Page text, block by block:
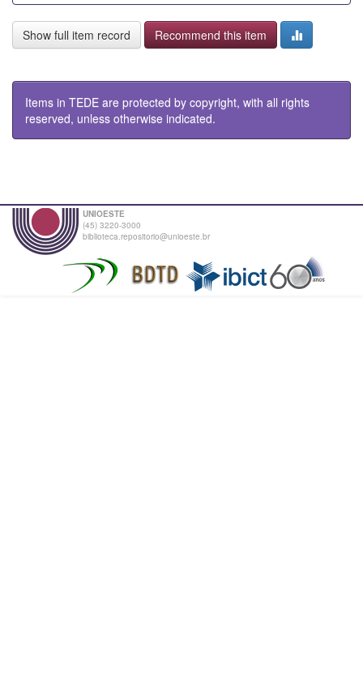
Show full item record Recommend this item
Items in TEDE are protected by copyright, with all rights
reserved, unless otherwise indicated.
UNIOESTE
(45) 3220-3000
biblioteca.repositorio@unioeste.br